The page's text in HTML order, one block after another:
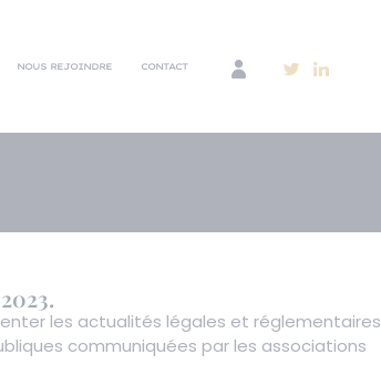
NOUS REJOINDRE CONTACT
les actualités légales et réglementaires
communiquées par les associations